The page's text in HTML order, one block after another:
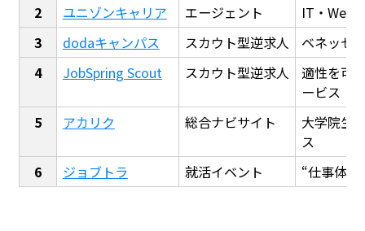
ユニゾンキャリア
エージェント
IT・Web
dodaキャンパス
スカウト型逆求人
ベネッセ
JobSpring Scout
スカウト型逆求人
適性を可
ービス
アカリク
総合ナビサイト
大学院生
ス
ジョブトラ
就活イベント “仕事体